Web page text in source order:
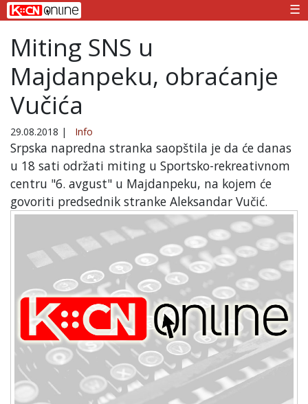
☰
Miting SNS u
Majdanpeku, obraćanje
Vučića
29.08.2018 | Info
Srpska napredna stranka saopštila je da će danas
u 18 sati održati miting u Sportsko-rekreativnom
centru "6. avgust" u Majdanpeku, na kojem će
govoriti predsednik stranke Aleksandar Vučić.